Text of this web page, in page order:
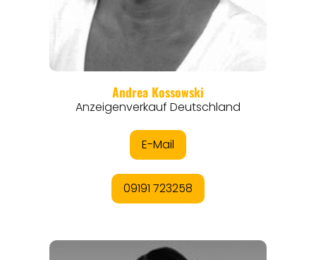
REISEMAGAZINE
THEMEN